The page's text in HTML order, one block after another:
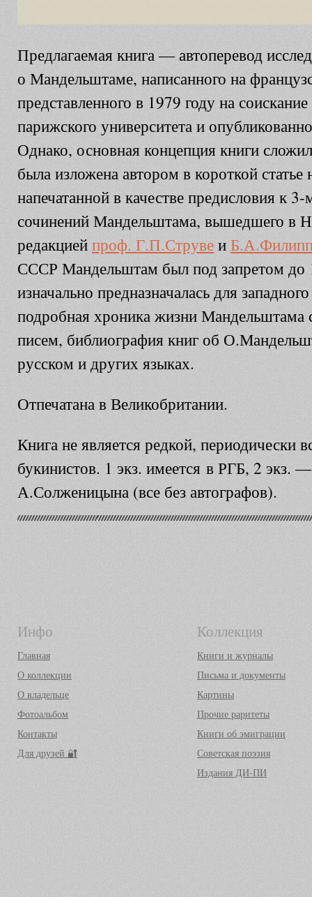
Предлагаемая книга — автоперевод
о Мандельштаме, написанного на
представленного в 1979 году на
парижского университета и
Однако, основная концепция книги
была изложена автором в короткой статье
напечатанной в качестве предисловия к
сочинений Мандельштама, вышедшего в
редакциейпроф. Г.П.Струвеи
СССР Мандельштам был под запретом до
изначально предназначалась для
подробная хроника жизни Мандельштама
писем, библиография книг об
русском и других языках.
Отпечатана в Великобритании.
Книга не является редкой, периодически
букинистов. 1 экз. имеется в РГБ, 2 экз.
А.Солженицына (все без автографов).
Инфо
Главная
О коллекции
О владельце
Фотоальбом
Контакты
Для друзей 🔐
Коллекция
Книги и журналы
Письма и документы
Картины
Прочие раритеты
Книги об эмиграции
Советская поэзия
Издания ДИ-ПИ